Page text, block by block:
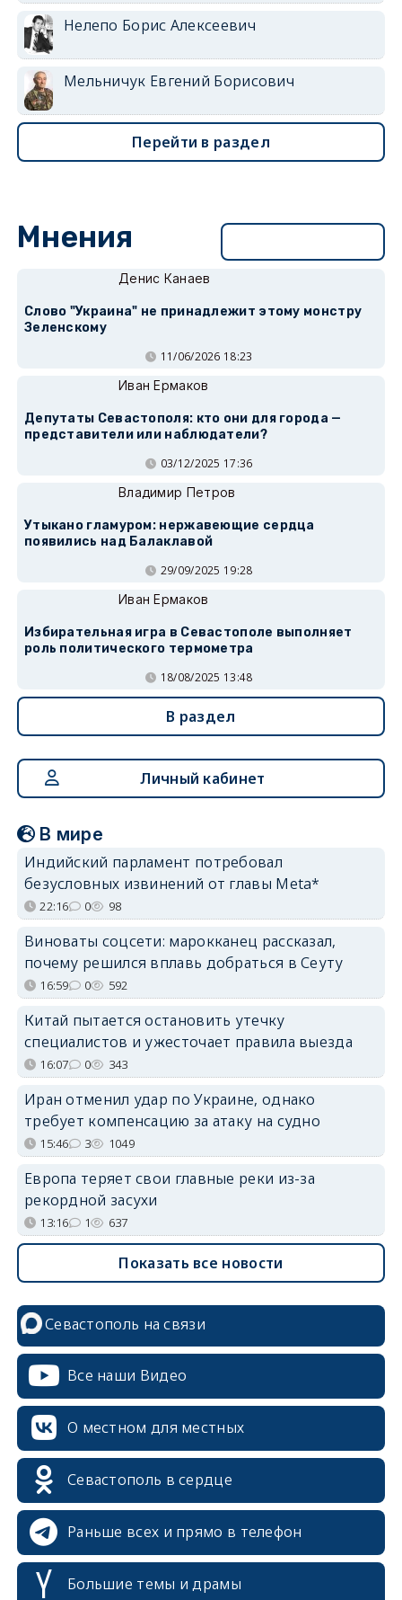
Нелепо Борис Алексеевич
Мельничук Евгений Борисович
Перейти в раздел
Мнения
Денис Канаев
Слово "Украина" не принадлежит этому монстру
Зеленскому
11/06/2026 18:23
Иван Ермаков
Депутаты Севастополя: кто они для города —
представители или наблюдатели?
03/12/2025 17:36
Владимир Петров
Утыкано гламуром: нержавеющие сердца
появились над Балаклавой
29/09/2025 19:28
Иван Ермаков
Избирательная игра в Севастополе выполняет
роль политического термометра
18/08/2025 13:48
В раздел
Личный кабинет
В мире
Индийский парламент потребовал
безусловных извинений от главы Meta*
22:16 0 98
Виноваты соцсети: марокканец рассказал,
почему решился вплавь добраться в Сеуту
16:59 0 592
Китай пытается остановить утечку
специалистов и ужесточает правила выезда
16:07 0 343
Иран отменил удар по Украине, однако
требует компенсацию за атаку на судно
15:46 3 1049
Европа теряет свои главные реки из-за
рекордной засухи
13:16 1 637
Показать все новости
Севастополь на связи
Все наши Видео
О местном для местных
Севастополь в сердце
Раньше всех и прямо в телефон
Большие темы и драмы